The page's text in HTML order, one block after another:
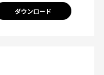
ダウンロード